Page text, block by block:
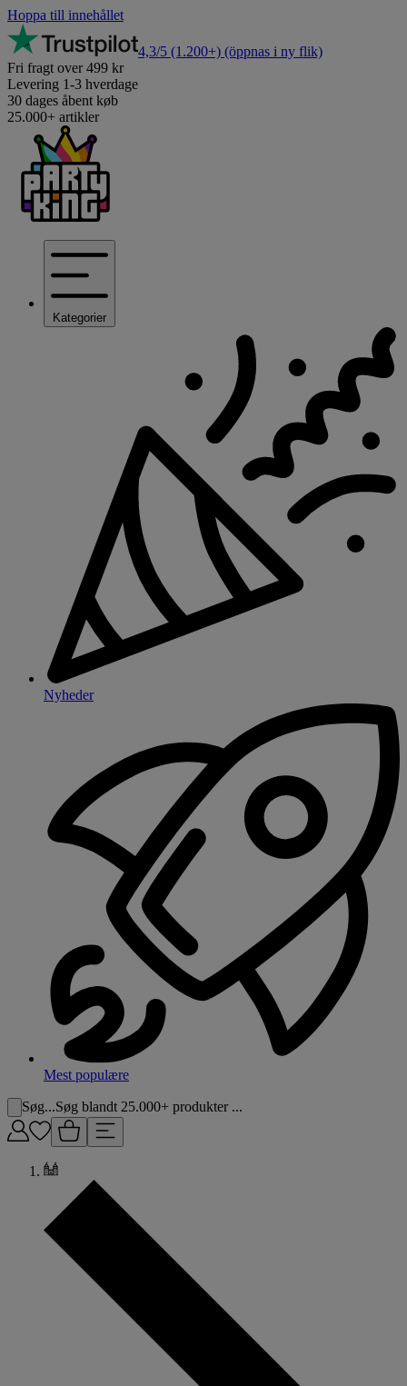
Hoppa till innehållet
4,3/5 (1.200+) (öppnas i ny flik)
Fri fragt over 499 kr
Levering 1-3 hverdage
30 dages åbent køb
25.000+ artikler
Kategorier
Nyheder
Mest populære
Søg...Søg blandt 25.000+ produkter ...